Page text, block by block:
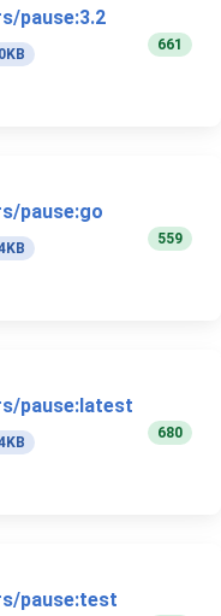
pause:3.2
661
pause:go
559
pause:latest
680
pause:test